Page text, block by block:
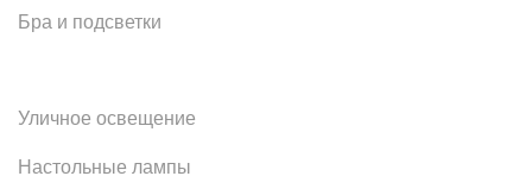
Бра и подсветки
Уличное освещение
Настольные лампы